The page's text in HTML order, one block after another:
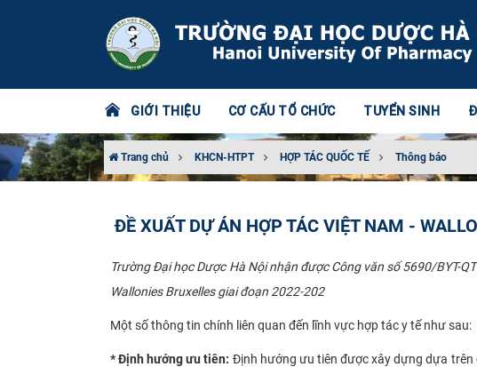
GIỚI THIỆU CƠ CẤU TỔ CHỨC TUYỂN SINH
Trang chủ KHCN-HTPT HỢP TÁC QUỐC TẾ Thông báo
ĐỀ XUẤT DỰ ÁN HỢP TÁC VIỆT NAM -
Trường Đại học Dược Hà Nộinhận được Công văn số 5690/BYT-
Wallonies Bruxelles giai đoạn 2022-202
Một số thông tin chính liên quan đến lĩnh vực hợp tác y tế như sau:
* Định hướng ưu tiên: Định hướng ưu tiên được xây dựng dựa trên